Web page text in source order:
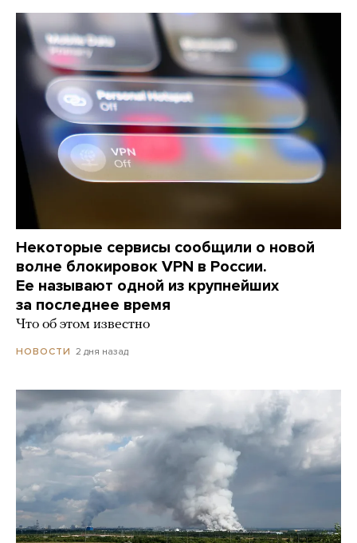
Некоторые сервисы сообщили о новой
волне блокировок VPN в России.
Ее называют одной из крупнейших
за последнее время
Что об этом известно
НОВОСТИ 2 дня назад